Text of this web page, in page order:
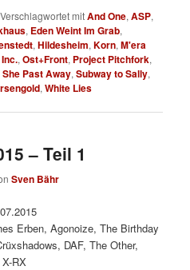
Verschlagwortet mitAnd One,ASP,
, Eden Weint Im Grab,
,Hildesheim,Korn,M'era
,Ost+Front, Project Pitchfork,
She Past Away,Subway to Sally,
,White Lies
– Teil 1
Sven Bähr
Erben, Agonoize, The Birthday
DAF, The Other,
RX